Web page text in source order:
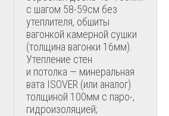
с шагом 58-59см без
утеплителя, обшиты
вагонкой камерной сушки
(толщина вагонки 16мм).
Утепление стен
и потолка — минеральная
вата ISOVER (или аналог)
толщиной 100мм с паро-,
гидроизоляцией;